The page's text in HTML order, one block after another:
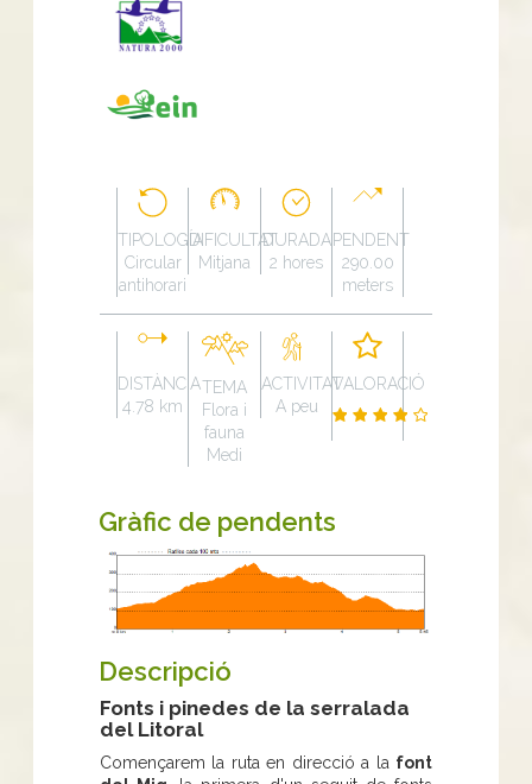
TIPOLOGÍA
Circular
antihorari
DIFICULTAT
Mitjana
DURADA
2 hores
PENDENT
290.00
meters
DISTÀNCIA
4.78 km
TEMA
Flora i
fauna
Medi
ACTIVITAT
A peu
VALORACIÓ
Gràfic de pendents
Descripció
Fonts i pinedes de la serralada
del Litoral
Començarem la ruta en direcció a la font